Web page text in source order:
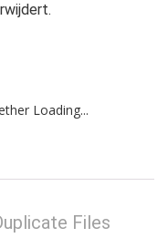
Loading...
Files